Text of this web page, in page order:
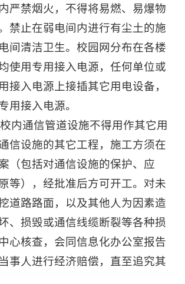
严禁烟火，不得将易燃、易爆物
禁止在弱电间内进行有尘土的施
间清洁卫生。校园网分布在各楼
使用专用接入电源，任何单位或
接入电源上接插其它用电设备，
用接入电源。
校内通信管道设施不得用作其它用
信设施的其它工程，施工方须在
（包括对通信设施的保护、应
等），经批准后方可开工。对未
道路路面，以及其他人为因素造
、损毁或通信线缆断裂等各种损
心核查，会同信息化办公室报告
事人进行经济赔偿，直至追究其